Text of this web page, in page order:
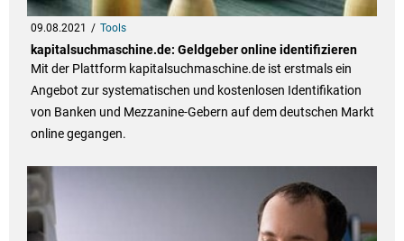
09.08.2021 Tools
kapitalsuchmaschine.de: Geldgeber online identifizieren
Mit der Plattform kapitalsuchmaschine.de ist erstmals ein
Angebot zur systematischen und kostenlosen Identifikation
von Banken und Mezzanine-Gebern auf dem deutschen Markt
online gegangen.